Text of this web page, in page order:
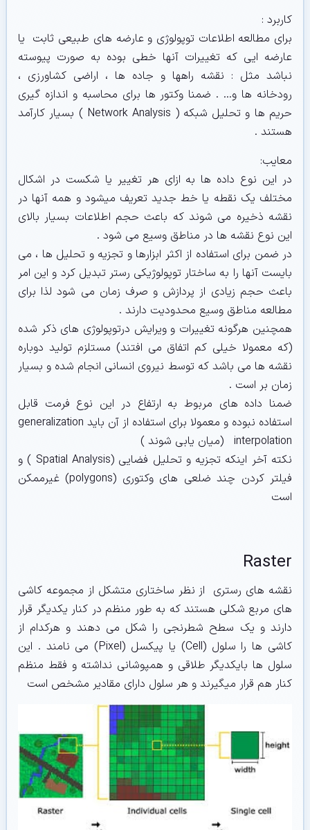
کاربرد :
برای مطالعه اطلاعات توپولوژی و عارضه های طبیعی ثابت یا
عارضه ایی که تغییرات آنها خطی بوده به صورت پیوسته
نباشد مثل : نقشه راهها و جاده ها ، اراضی کشاورزی ،
رودخانه ها و… . ضمنا وکتور ها برای محاسبه و اندازه گیری
حریم ها و تحلیل شبکه ( Network Analysis ) بسیار کارآمد
هستند .
معایب:
در این نوع داده ها به ازای هر تغییر یا شکست در اشکال
مختلف یک نقطه یا خط جدید تعریف میشود و همه آنها در
نقشه ذخیره می شوند که باعث حجم اطلاعات بسیار بالای
این نوع نقشه ها در مناطق وسیع می شود .
در ضمن برای استفاده از اکثر ابزارها و تجزیه و تحلیل ها ، می
بایست آنها را به ساختار توپولوژیکی رستر تبدیل کرد و این امر
باعث حجم زیادی از پردازش و صرف زمان می شود لذا برای
مطالعه مناطق وسیع محدودیت دارند .
همچنین هرگونه تغییرات و ویرایش درتوپولوژی های ذکر شده
(که معمولا خیلی کم اتفاق می افتند) مستلزم تولید دوباره
نقشه ها می باشد که توسط نیروی انسانی انجام شده و بسیار
زمان بر است .
ضمنا داده های مربوط به ارتفاع در این نوع فرمت قابل
استفاده نبوده و معمولا برای استفاده از آن باید generalization
interpolation (میان یابی شوند )
نکته آخر اینکه تجزیه و تحلیل فضایی (Spatial Analysis ) و
فیلتر کردن چند ضلعی های وکتوری (polygons) غیرممکن
است
Raster
نقشه های رستری از نظر ساختاری متشکل از مجموعه کاشی
های مربع شکلی هستند که به طور منظم در کنار یکدیگر قرار
دارند و یک سطح شطرنجی را شکل می دهند و هرکدام از
کاشی ها را سلول (Cell) یا پیکسل (Pixel) می نامند . این
سلول ها بایکدیگر طلاقی و همپوشانی نداشته و فقط منظم
کنار هم قرار میگیرند و هر سلول دارای مقادیر مشخص است